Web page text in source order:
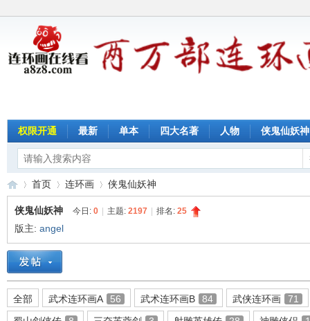
权限开通 最新 单本 四大名著 人物 侠鬼仙妖神
连»
首页
›
连环画
›
侠鬼仙妖神
侠鬼仙妖神 今日: 0 主题: 2197 排名: 25
版主: angel
全部 武术连环画A 56 武术连环画B 84 武侠连环画
71